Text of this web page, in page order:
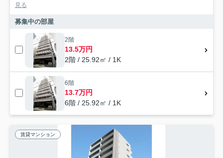
見る
募集中の部屋
2階
13.5万円
2階 / 25.92㎡ / 1K
6階
13.7万円
6階 / 25.92㎡ / 1K
賃貸マンション